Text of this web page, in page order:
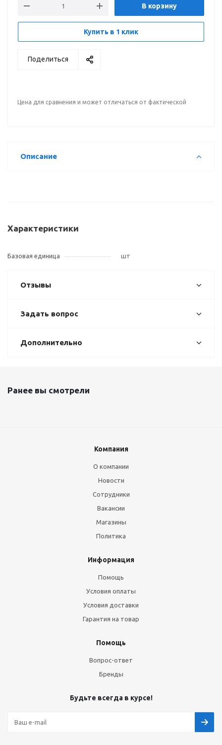
В корзину
Купить в 1 клик
Поделиться
Цена для сравнения и может отличаться от фактической
Описание
Характеристики
Базовая единица шт
Отзывы
Задать вопрос
Дополнительно
Ранее вы смотрели
Компания
О компании
Новости
Сотрудники
Вакансии
Магазины
Политика
Информация
Помощь
Условия оплаты
Условия доставки
Гарантия на товар
Помощь
Вопрос-ответ
Бренды
Будьте всегда в курсе!